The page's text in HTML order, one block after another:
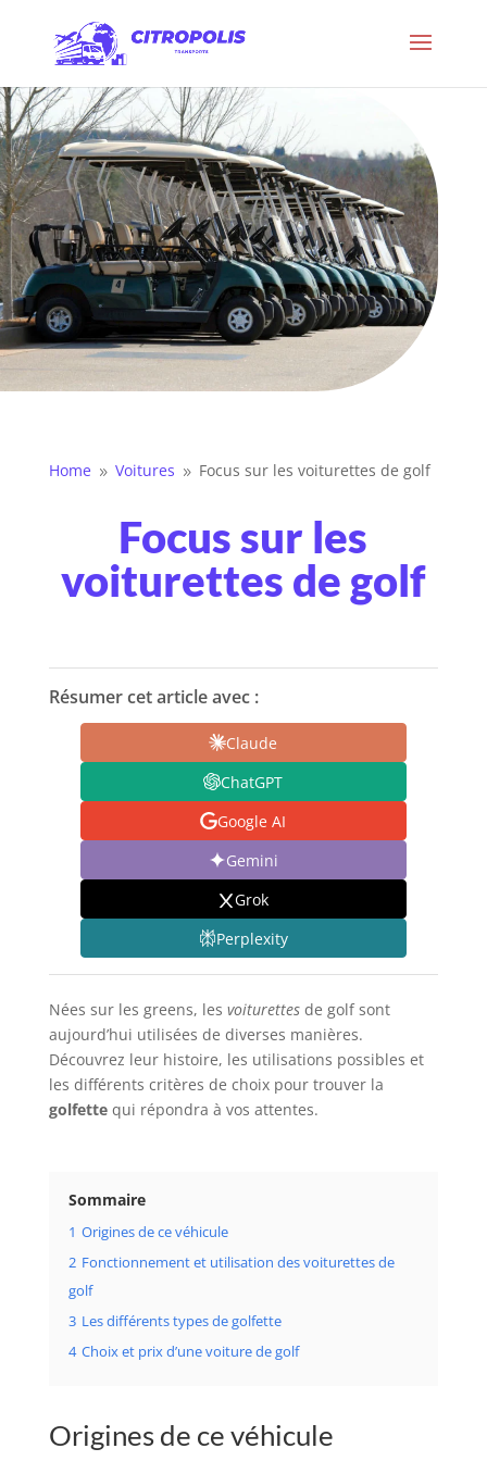
Home 9 Voitures 9 Focus sur les voiturettes de golf
Focus sur les
voiturettes de golf
Résumer cet article avec :
Claude
ChatGPT
Google AI
Gemini
Grok
Perplexity
Nées sur les greens, les voiturettesde golf sont
aujourd’hui utilisées de diverses manières.
Découvrez leur histoire, les utilisations possibles et
les différents critères de choix pour trouver la
golfettequi répondra à vos attentes.
Sommaire
1 Origines de ce véhicule
2 Fonctionnement et utilisation des voiturettes de
golf
3 Les différents types de golfette
4 Choix et prix d’une voiture de golf
Origines de ce véhicule